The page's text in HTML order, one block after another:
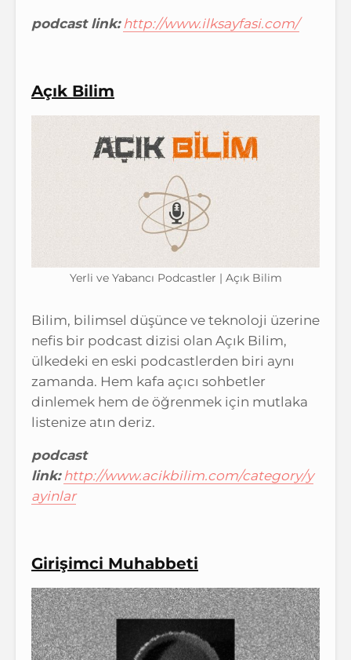
podcast link: http://www.ilksayfasi.com/
Açık Bilim
Yerli ve Yabancı Podcastler | Açık Bilim
Bilim, bilimsel düşünce ve teknoloji üzerine
nefis bir podcast dizisi olan Açık Bilim,
ülkedeki en eski podcastlerden biri aynı
zamanda. Hem kafa açıcı sohbetler
dinlemek hem de öğrenmek için mutlaka
listenize atın deriz.
podcast
link: http://www.acikbilim.com/category/y
ayinlar
Girişimci Muhabbeti